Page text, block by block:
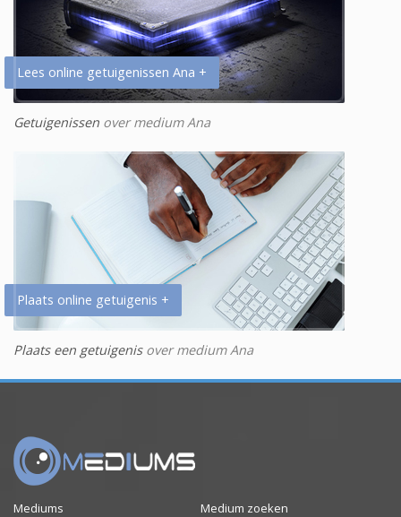
Lees online getuigenissen Ana +
Getuigenissen over medium Ana
Plaats online getuigenis +
Plaats een getuigenisover medium Ana
Mediums
Medium zoeken